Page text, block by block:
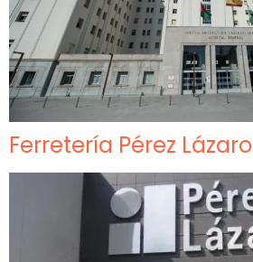
Ferretería Pérez Lázaro